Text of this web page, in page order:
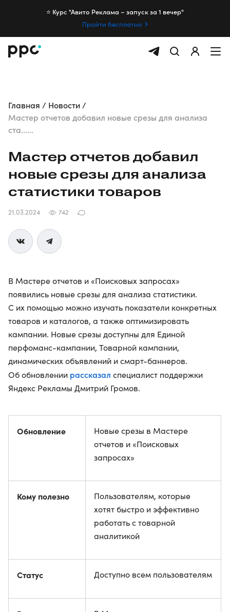
⭐️ Курс "Авито Реклама – запуск за 1 вечер"
Пройти бесплатно
Главная
Новости
Мастер отчетов добавил новые срезы для анализа
ста......
Мастер отчетов добавил
новые срезы для анализа
статистики товаров
21.03.2024 742
В Мастере отчетов и «Поисковых запросах»
появились новые срезы для анализа статистики.
С их помощью можно изучать показатели конкретных
товаров и каталогов, а также оптимизировать
кампании. Новые срезы доступны для Единой
перфоманс-кампании, Товарной кампании,
динамических объявлений и смарт-баннеров.
Об обновлении рассказал специалист поддержки
Яндекс Рекламы Дмитрий Громов.
Обновление
Новые срезы в Мастере
отчетов и «Поисковых
запросах»
Кому полезно
Пользователям, которые
хотят быстро и эффективно
работать с товарной
аналитикой
Статус Доступно всем пользователям